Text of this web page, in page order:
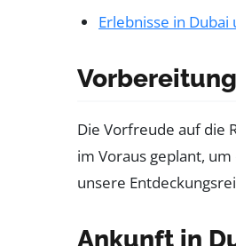
Erlebnisse in
Die Vorfreude auf die
im Voraus geplant,
unsere
Ankunft in